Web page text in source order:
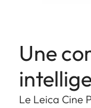
Une
Le Leica Cine